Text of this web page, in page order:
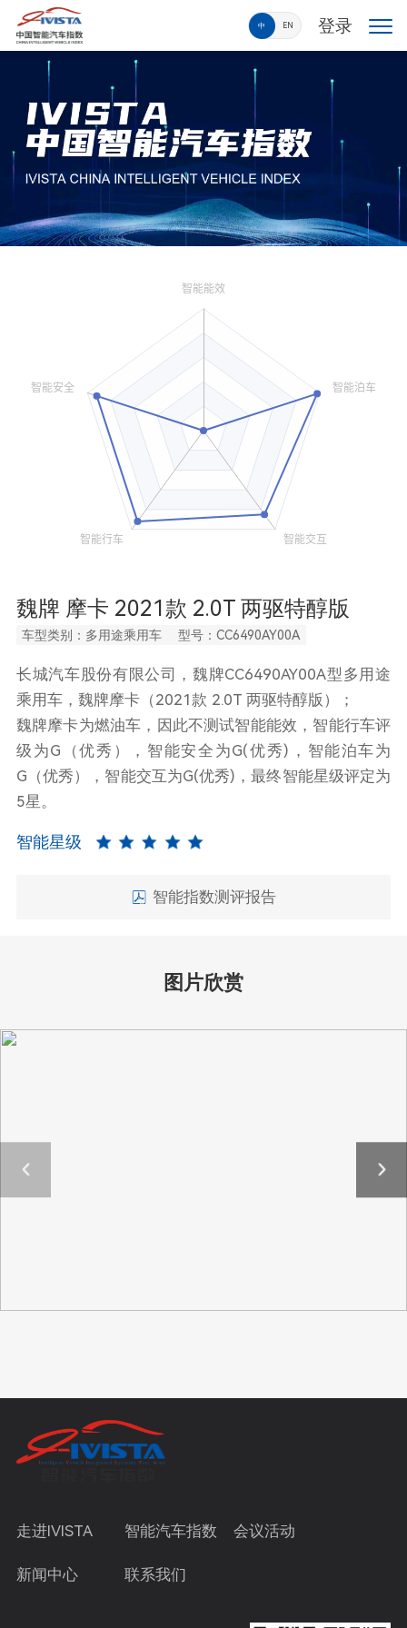
中 EN 登录
魏牌 摩卡 2021款 2.0T 两驱特醇版
车型类别：多用途乘用车 型号：CC6490AY00A
长城汽车股份有限公司，魏牌CC6490AY00A型多用途
乘用车，魏牌摩卡（2021款 2.0T 两驱特醇版）；
魏牌摩卡为燃油车，因此不测试智能能效，智能行车评
级为G（优秀），智能安全为G(优秀)，智能泊车为
G（优秀），智能交互为G(优秀)，最终智能星级评定为
5星。
智能星级
智能指数测评报告
图片欣赏
走进IVISTA 智能汽车指数 会议活动
新闻中心 联系我们